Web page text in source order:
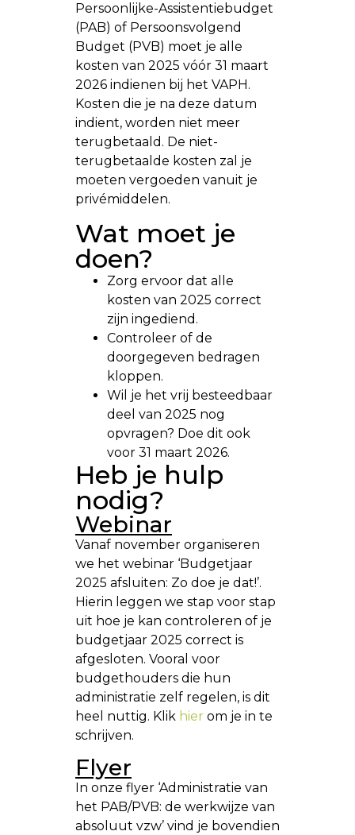
Persoonlijke-Assistentiebudget
(PAB) of Persoonsvolgend
Budget (PVB) moet je alle
kosten van 2025 vóór 31 maart
2026 indienen bij het VAPH.
Kosten die je na deze datum
indient, worden niet meer
terugbetaald. De niet-
terugbetaalde kosten zal je
moeten vergoeden vanuit je
privémiddelen.
Wat moet je
doen?
Zorg ervoor dat alle
kosten van 2025 correct
zijn ingediend.
Controleer of de
doorgegeven bedragen
kloppen.
Wil je het vrij besteedbaar
deel van 2025 nog
opvragen? Doe dit ook
voor 31 maart 2026.
Heb je hulp
nodig?
Webinar
Vanaf november organiseren
we het webinar ‘Budgetjaar
2025 afsluiten: Zo doe je dat!’.
Hierin leggen we stap voor stap
uit hoe je kan controleren of je
budgetjaar 2025 correct is
afgesloten. Vooral voor
budgethouders die hun
administratie zelf regelen, is dit
heel nuttig. Klik hier om je in te
schrijven.
Flyer
In onze flyer ‘Administratie van
het PAB/PVB: de werkwijze van
absoluut vzw’ vind je bovendien